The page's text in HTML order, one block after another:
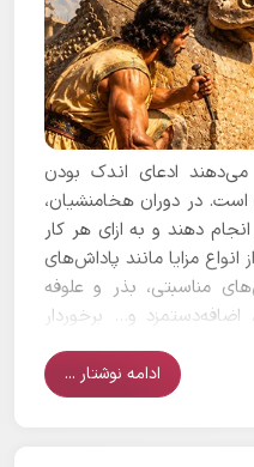
ادعای اندک بودن
در دوران هخامنشیان،
دهند و به ازای هر کار
انواع مزایا مانند پاداش‌های
مناسبتی، بذر و علوفه
و... برخوردار
مقایسه با تمدن‌های پیش
ادامه نوشتار ...